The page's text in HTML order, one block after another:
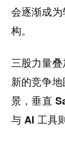
会逐渐成
构。
三股力量
新的竞争
景，垂直
与 AI 工具